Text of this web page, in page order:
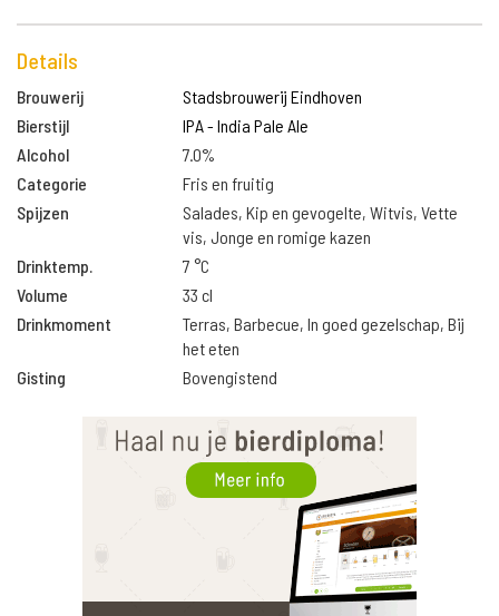
Details
Brouwerij
Stadsbrouwerij Eindhoven
Bierstijl
IPA - India Pale Ale
Alcohol
7.0%
Categorie
Fris en fruitig
Spijzen
Salades, Kip en gevogelte, Witvis, Vette
vis, Jonge en romige kazen
Drinktemp.
7 °C
Volume
33 cl
Drinkmoment
Terras, Barbecue, In goed gezelschap, Bij
het eten
Gisting
Bovengistend